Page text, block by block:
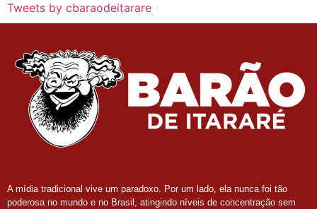
Tweets by cbaraodeitarare
A mídia tradicional vive um paradoxo. Por um lado, ela nunca foi tão
poderosa no mundo e no Brasil, atingindo níveis de concentração sem